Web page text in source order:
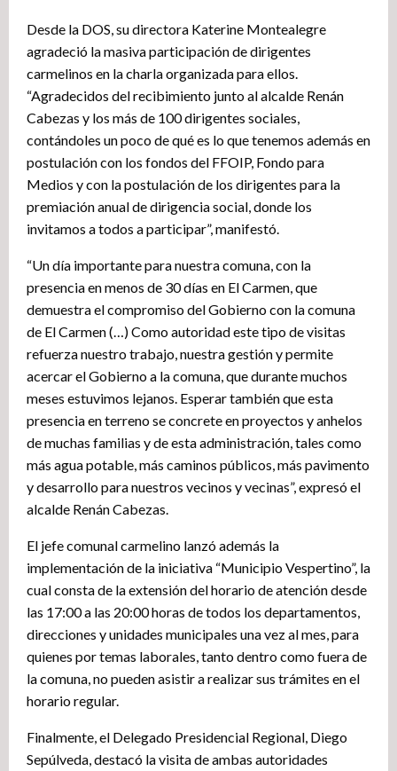
Desde la DOS, su directora Katerine Montealegre
agradeció la masiva participación de dirigentes
carmelinos en la charla organizada para ellos.
“Agradecidos del recibimiento junto al alcalde Renán
Cabezas y los más de 100 dirigentes sociales,
contándoles un poco de qué es lo que tenemos además en
postulación con los fondos del FFOIP, Fondo para
Medios y con la postulación de los dirigentes para la
premiación anual de dirigencia social, donde los
invitamos a todos a participar”, manifestó.
“Un día importante para nuestra comuna, con la
presencia en menos de 30 días en El Carmen, que
demuestra el compromiso del Gobierno con la comuna
de El Carmen (…) Como autoridad este tipo de visitas
refuerza nuestro trabajo, nuestra gestión y permite
acercar el Gobierno a la comuna, que durante muchos
meses estuvimos lejanos. Esperar también que esta
presencia en terreno se concrete en proyectos y anhelos
de muchas familias y de esta administración, tales como
más agua potable, más caminos públicos, más pavimento
y desarrollo para nuestros vecinos y vecinas”, expresó el
alcalde Renán Cabezas.
El jefe comunal carmelino lanzó además la
implementación de la iniciativa “Municipio Vespertino”, la
cual consta de la extensión del horario de atención desde
las 17:00 a las 20:00 horas de todos los departamentos,
direcciones y unidades municipales una vez al mes, para
quienes por temas laborales, tanto dentro como fuera de
la comuna, no pueden asistir a realizar sus trámites en el
horario regular.
Finalmente, el Delegado Presidencial Regional, Diego
Sepúlveda, destacó la visita de ambas autoridades